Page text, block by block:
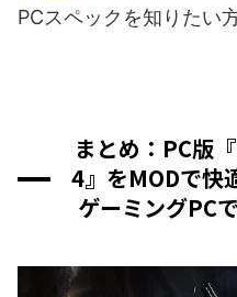
PCスペックを知りたい
まとめ：PC版
4』をMODで快
ゲーミングPC